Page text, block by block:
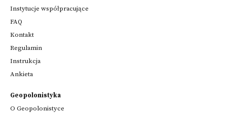
Instytucje współpracujące
FAQ
Kontakt
Regulamin
Instrukcja
Ankieta
Geopolonistyka
O Geopolonistyce